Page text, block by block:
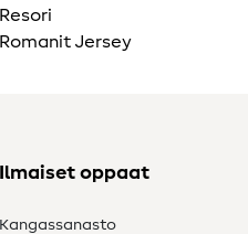
Resori
Romanit Jersey
Ilmaiset oppaat
Kangassanasto